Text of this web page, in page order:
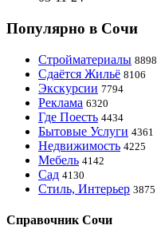
Популярно в Сочи
Стройматериалы 8898
Сдаётся Жильё 8106
Экскурсии 7794
Реклама 6320
Где Поесть 4434
Бытовые Услуги 4361
Недвижимость 4225
Мебель 4142
Сад 4130
Стиль, Интерьер 3875
Справочник Сочи